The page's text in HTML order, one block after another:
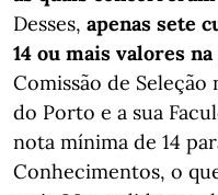
Desses, apenas sete
14 ou mais valores
Comissão de
do Porto e a sua
nota mínima de 14
Conhecimentos, o